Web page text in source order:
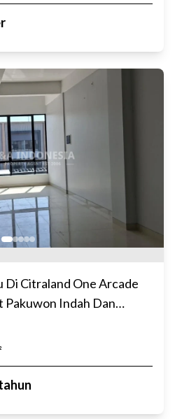
Di Citraland One Arcade
Pakuwon Indah Dan